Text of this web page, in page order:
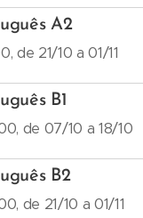
A2
de 21/10 a 01/11
B1
de 07/10 a 18/10
B2
de 21/10 a 01/11